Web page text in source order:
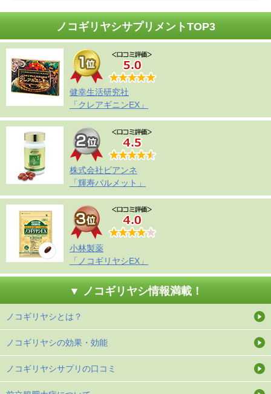
ノコギリヤシサプリメントTOP3
健幸生活研究社
「クレアギニンEX」
株式会社ビアンネ
「輝寿パルメット」
小林製薬
「ノコギリヤシEX」
▼ ノコギリヤシ情報満載！
ノコギリヤシとは？
ノコギリヤシの効果・効能
ノコギリヤシサプリの口コミ